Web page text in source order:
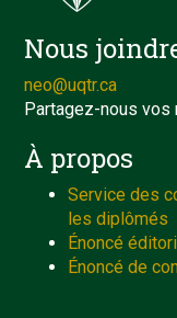
Nous
neo@uqtr.ca
Partagez-nous vos
À propos
Service des
les diplômés
Énoncé
Énoncé de